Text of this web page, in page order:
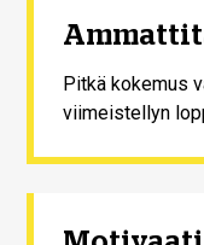
Pitkä kokemus
viimeistellyn